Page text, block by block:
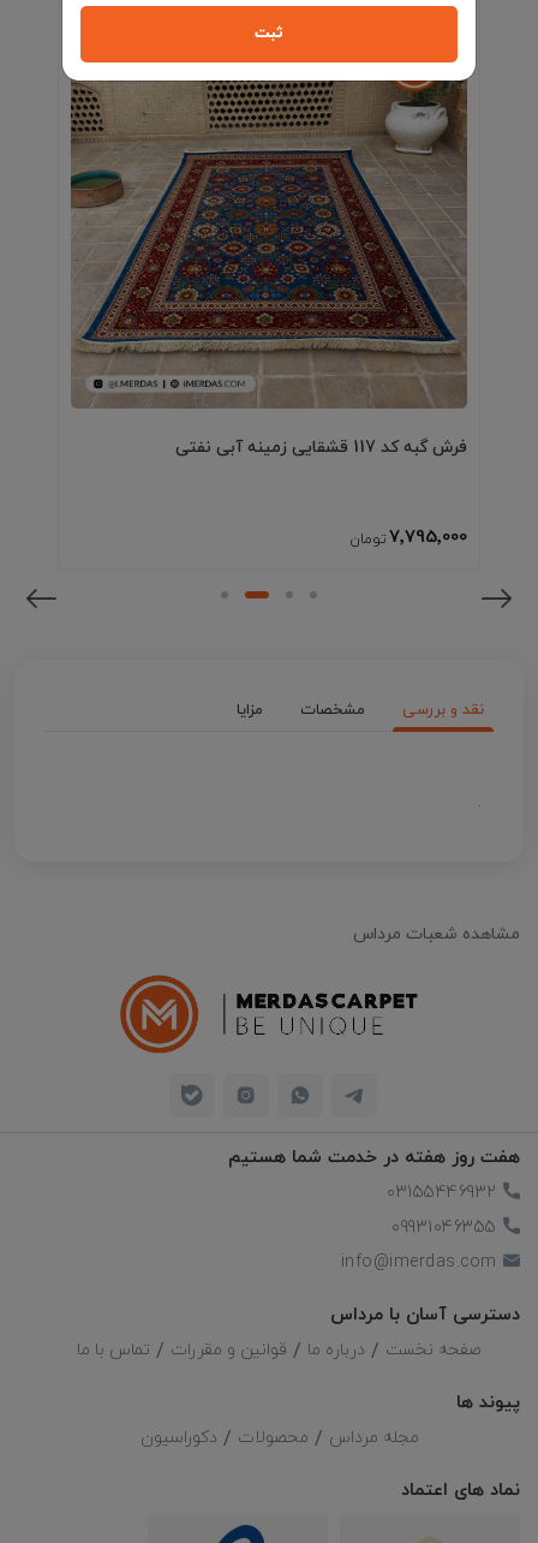
فرش گبه کد 117 قشقایی زمینه آبی نفتی
7٬795٬000
نقد و بررسی مشخصات مزایا
.
ثبت
مشاهده شعبات مرداس
هفت روز هفته در خدمت شما هستیم
03155446932
09931046355
info@imerdas.com
دسترسی آسان با مرداس
صفحه نخست درباره ما قوانین و مقررات تماس با ما
پیوند ها
مجله مرداس محصولات دکوراسیون
نماد های اعتماد